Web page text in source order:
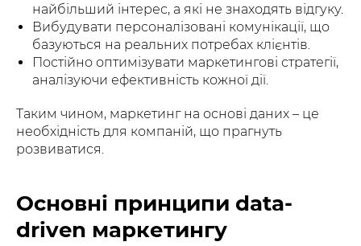
найбільший інтерес, а які не знаходять відгуку.
Вибудувати персоналізовані комунікації, що
базуються на реальних потребах клієнтів.
Постійно оптимізувати маркетингові стратегії,
аналізуючи ефективність кожної дії.
Таким чином, маркетинг на основі даних – це
необхідність для компаній, що прагнуть
розвиватися.
Основні принципи data-
driven маркетингу